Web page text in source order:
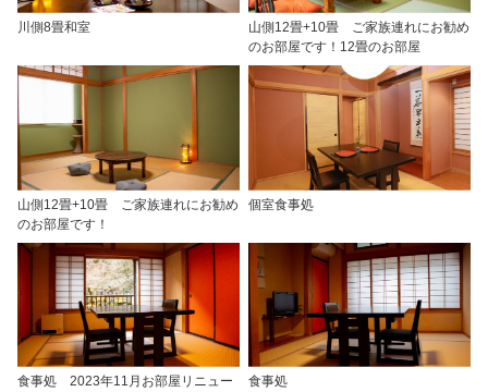
川側8畳和室
山側12畳+10畳 ご家族連れにお勧め
のお部屋です！12畳のお部屋
山側12畳+10畳 ご家族連れにお勧め
のお部屋です！
個室食事処
食事処 2023年11月お部屋リニュー
食事処